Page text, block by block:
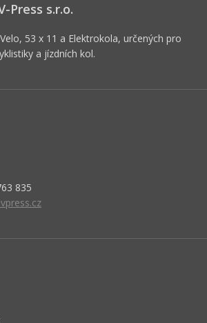
Press s.r.o.
53 x 11 a Elektrokola, určených pro
a jízdních kol.
835